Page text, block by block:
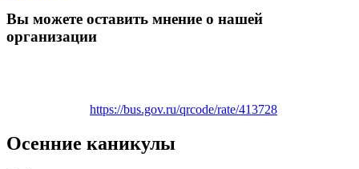
Вы можете оставить мнение о нашей
организации
https://bus.gov.ru/qrcode/rate/413728
Осенние каникулы